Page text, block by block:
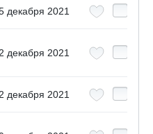
декабря 2021
декабря 2021
декабря 2021